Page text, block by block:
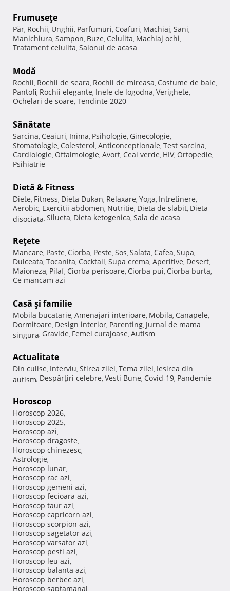
Frumuseţe
Păr, Rochii, Unghii, Parfumuri, Coafuri, Machiaj, Sani,
Manichiura, Sampon, Buze, Celulita, Machiaj ochi,
Tratament celulita, Salonul de acasa
Modă
Rochii, Rochii de seara, Rochii de mireasa, Costume de baie,
Pantofi, Rochii elegante, Inele de logodna, Verighete,
Ochelari de soare, Tendinte 2020
Sănătate
Sarcina, Ceaiuri, Inima, Psihologie, Ginecologie,
Stomatologie, Colesterol, Anticonceptionale, Test sarcina,
Cardiologie, Oftalmologie, Avort, Ceai verde, HIV, Ortopedie,
Psihiatrie
Dietă & Fitness
Diete, Fitness, Dieta Dukan, Relaxare, Yoga, Intretinere,
Aerobic, Exercitii abdomen, Nutritie, Dieta de slabit, Dieta
disociata, Silueta, Dieta ketogenica, Sala de acasa
Reţete
Mancare, Paste, Ciorba, Peste, Sos, Salata, Cafea, Supa,
Dulceata, Tocanita, Cocktail, Supa crema, Aperitive, Desert,
Maioneza, Pilaf, Ciorba perisoare, Ciorba pui, Ciorba burta,
Ce mancam azi
Casă şi familie
Mobila bucatarie, Amenajari interioare, Mobila, Canapele,
Dormitoare, Design interior, Parenting, Jurnal de mama
singura, Gravide, Femei curajoase, Autism
Actualitate
Din culise, Interviu, Stirea zilei, Tema zilei, Iesirea din
autism, Despărţiri celebre, Vesti Bune, Covid-19, Pandemie
Horoscop
Horoscop 2026,
Horoscop 2025,
Horoscop azi,
Horoscop dragoste,
Horoscop chinezesc,
Astrologie,
Horoscop lunar,
Horoscop rac azi,
Horoscop gemeni azi,
Horoscop fecioara azi,
Horoscop taur azi,
Horoscop capricorn azi,
Horoscop scorpion azi,
Horoscop sagetator azi,
Horoscop varsator azi,
Horoscop pesti azi,
Horoscop leu azi,
Horoscop balanta azi,
Horoscop berbec azi,
Horoscop saptamanal